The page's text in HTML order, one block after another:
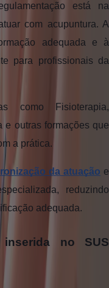
está na
com acupuntura. A
adequada e à
para profissionais da
como Fisioterapia,
e outras formações que
a prática.
da atuação e
reduzindo
adequada.
no SUS